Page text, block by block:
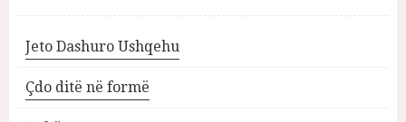
Jeto Dashuro Ushqehu
Çdo ditë në formë